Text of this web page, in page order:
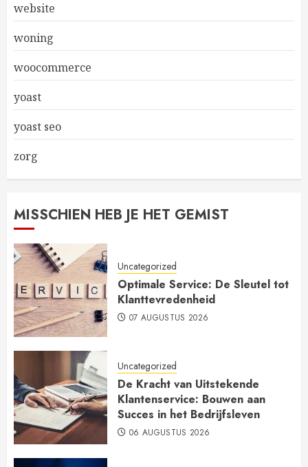
website
woning
woocommerce
yoast
yoast seo
zorg
MISSCHIEN HEB JE HET GEMIST
Uncategorized
Optimale Service: De Sleutel tot
Klanttevredenheid
07 AUGUSTUS 2026
Uncategorized
De Kracht van Uitstekende
Klantenservice: Bouwen aan
Succes in het Bedrijfsleven
06 AUGUSTUS 2026